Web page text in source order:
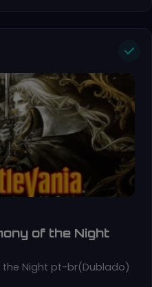
of the Night
Night pt-br(Dublado)